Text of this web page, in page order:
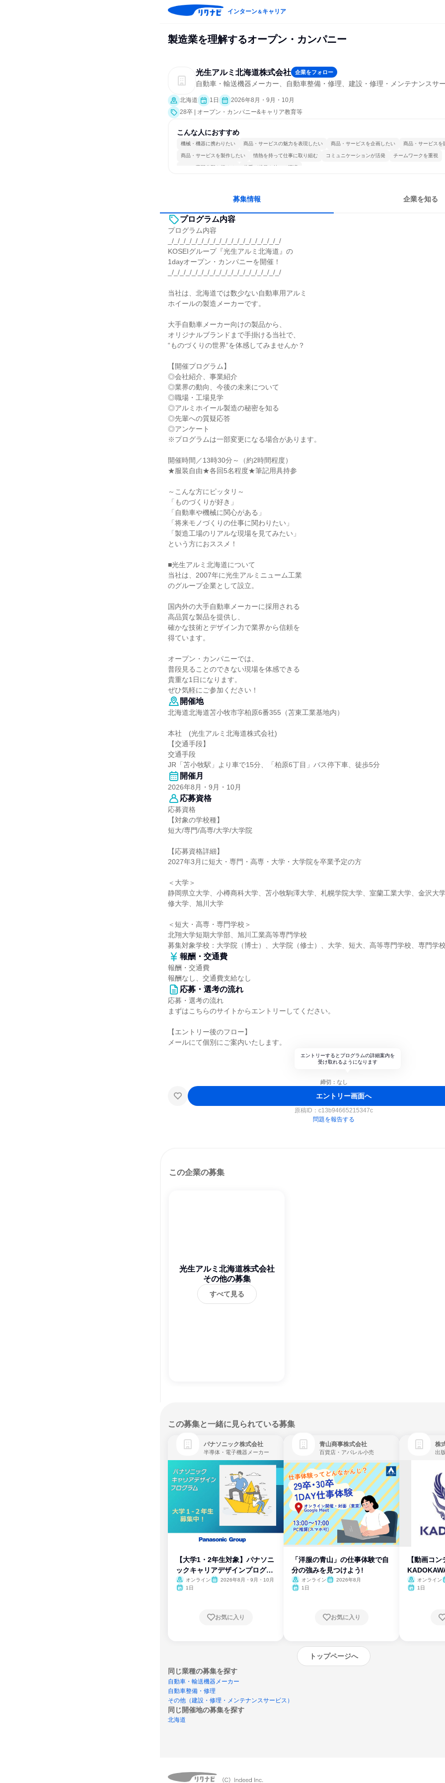
インターン＆キャリア
製造業を理解するオープン・カンパニー
光生アルミ北海道株式会社 企業をフォロー
自動車・輸送機器メーカー、自動車整備・修理、建設・修理・メンテナンスサ
北海道 1日
2026年8月・9月・10月
28卒 | オープン・カンパニー&キャリア教育等
こんな人におすすめ
機械・機器に携わりたい 商品・サービスの魅力を表現したい 商品・サービスを企画したい 商品・サービスを
商品・サービスを製作したい 情熱を持って仕事に取り組む コミュニケーションが活発 チームワークを重視
一つの専門分野を極める 若手が裁量を持てる環境
募集情報 企業を知る
プログラム内容
プログラム内容
_/_/_/_/_/_/_/_/_/_/_/_/_/_/_/_/_/_/_/
KOSEIグループ『光生アルミ北海道』の
1dayオープン・カンパニーを開催！
_/_/_/_/_/_/_/_/_/_/_/_/_/_/_/_/_/_/_/
当社は、北海道では数少ない自動車用アルミ
ホイールの製造メーカーです。
大手自動車メーカー向けの製品から、
オリジナルブランドまで手掛ける当社で、
“ものづくりの世界”を体感してみませんか？
【開催プログラム】
◎会社紹介、事業紹介
◎業界の動向、今後の未来について
◎職場・工場見学
◎アルミホイール製造の秘密を知る
◎先輩への質疑応答
◎アンケート
※プログラムは一部変更になる場合があります。
開催時間／13時30分～（約2時間程度）
★服装自由★各回5名程度★筆記用具持参
～こんな方にピッタリ～
「ものづくりが好き」
「自動車や機械に関心がある」
「将来モノづくりの仕事に関わりたい」
「製造工場のリアルな現場を見てみたい」
という方におススメ！
■光生アルミ北海道について
当社は、2007年に光生アルミニューム工業
のグループ企業として設立。
国内外の大手自動車メーカーに採用される
高品質な製品を提供し、
確かな技術とデザイン力で業界から信頼を
得ています。
オープン・カンパニーでは、
普段見ることのできない現場を体感できる
貴重な1日になります。
ぜひ気軽にご参加ください！
開催地
北海道北海道苫小牧市字柏原6番355（苫東工業基地内）
本社 (光生アルミ北海道株式会社)
【交通手段】
交通手段
JR「苫小牧駅」より車で15分、「柏原6丁目」バス停下車、徒歩5分
開催月
2026年8月・9月・10月
応募資格
応募資格
【対象の学校種】
短大/専門/高専/大学/大学院
【応募資格詳細】
2027年3月に短大・専門・高専・大学・大学院を卒業予定の方
＜大学＞
静岡県立大学、小樽商科大学、苫小牧駒澤大学、札幌学院大学、室蘭工業大学、金沢大
修大学、旭川大学
＜短大・高専・専門学校＞
北翔大学短期大学部、旭川工業高等専門学校
募集対象学校：大学院（博士）、大学院（修士）、大学、短大、高等専門学校、専門学校
報酬・交通費
報酬・交通費
報酬なし、交通費支給なし
応募・選考の流れ
応募・選考の流れ
まずはこちらのサイトからエントリーしてください。
【エントリー後のフロー】
メールにて個別にご案内いたします。
エントリーするとプログラムの詳細案内を
受け取れるようになります
締切：なし
エントリー画面へ
原稿ID： c13b94665215347c
問題を報告する
この企業の募集
光生アルミ北海道株式会社
その他の募集
すべて見る
この募集と一緒に見られている募集
パナソニック株式会社
半導体・電子機器メーカー
【大学1・2年生対象】パナソニ
ックキャリアデザインプログラ
ム
オンライン
2026年8月・9月・10月
1日
お気に入り
青山商事株式会社
百貨店・アパレル小売
「洋服の青山」の仕事体験で自
分の強みを見つけよう!
オンライン
2026年8月
1日
お気に入り
株
出
【動画コン
オンライン
1日
トップページへ
同じ業種の募集を探す
自動車・輸送機器メーカー
自動車整備・修理
その他（建設・修理・メンテナンスサービス）
同じ開催地の募集を探す
北海道